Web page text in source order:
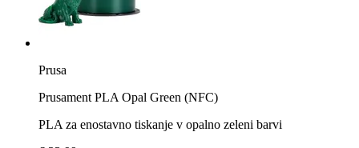
Prusa
Prusament PLA Opal Green (NFC)
PLA za enostavno tiskanje v opalno zeleni barvi